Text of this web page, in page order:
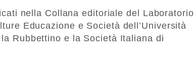
nella Collana editoriale del Laboratorio
Educazione e Società dell’Università
Rubbettino e la Società Italiana di